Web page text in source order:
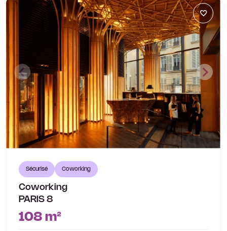
Sécurisé Coworking
Coworking
PARIS 8
108 m²